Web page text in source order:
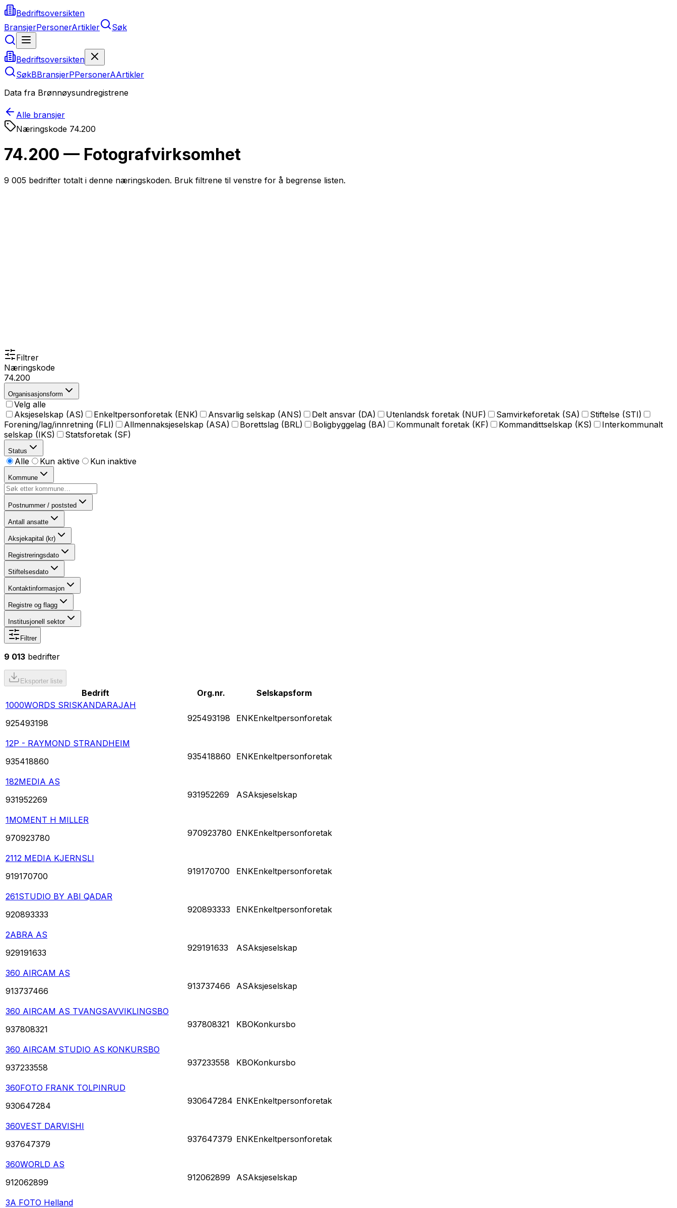
Bedriftsoversikten
BransjerPersonerArtikler Søk
Bedriftsoversikten
SøkBBransjerPPersonerAArtikler
Data fra Brønnøysundregistrene
Alle bransjer
Næringskode 74.200
74.200 — Fotografvirksomhet
9 005 bedrifter totalt i denne næringskoden. Bruk filtrene til venstre for å begrense listen.
Filtrer
Næringskode
74.200
Organisasjonsform
Velg alle
Aksjeselskap (AS)
Enkeltpersonforetak (ENK) Ansvarlig selskap (ANS) Delt ansvar (DA) Utenlandsk foretak (NUF) Samvirkeforetak (SA)
Stiftelse (STI)
Forening/lag/innretning (FLI)
Allmennaksjeselskap (ASA) Borettslag (BRL) Boligbyggelag (BA) Kommunalt foretak (KF) Kommandittselskap (KS)
Interkommunalt
selskap (IKS)
Statsforetak (SF)
Status
Alle Kun aktive Kun inaktive
Kommune
Postnummer / poststed
Antall ansatte
Aksjekapital (kr)
Registreringsdato
Stiftelsesdato
Kontaktinformasjon
Registre og flagg
Institusjonell sektor
Filtrer
9 013 bedrifter
Eksporter liste
Bedrift Org.nr.
Selskapsform
1000WORDS SRISKANDARAJAH
925493198
925493198 ENKEnkeltpersonforetak
12P - RAYMOND STRANDHEIM
935418860
935418860 ENKEnkeltpersonforetak
182MEDIA AS
931952269
931952269 ASAksjeselskap
1MOMENT H MILLER
970923780
970923780 ENKEnkeltpersonforetak
2112 MEDIA KJERNSLI
919170700
919170700 ENKEnkeltpersonforetak
261STUDIO BY ABI QADAR
920893333
920893333 ENKEnkeltpersonforetak
2ABRA AS
929191633
929191633 ASAksjeselskap
360 AIRCAM AS
913737466
913737466 ASAksjeselskap
360 AIRCAM AS TVANGSAVVIKLINGSBO
937808321
937808321 KBOKonkursbo
360 AIRCAM STUDIO AS KONKURSBO
937233558
937233558 KBOKonkursbo
360FOTO FRANK TOLPINRUD
930647284
930647284 ENKEnkeltpersonforetak
360VEST DARVISHI
937647379
937647379 ENKEnkeltpersonforetak
360WORLD AS
912062899
912062899 ASAksjeselskap
3A FOTO Helland